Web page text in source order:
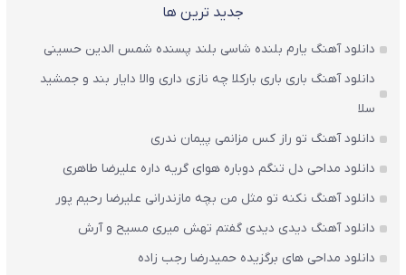
جدید ترین ها
دانلود آهنگ یارم بلنده شاسی بلند پسنده شمس الدین حسینی
دانلود آهنگ باری باری بارکلا چه نازی داری والا دایار بند و جمشید
سلا
دانلود آهنگ تو راز کس مزانمی پیمان ندری
دانلود مداحی دل تنگم دوباره هوای گریه داره علیرضا طاهری
دانلود آهنگ نکنه تو مثل من بچه مازندرانی علیرضا رحیم پور
دانلود آهنگ دیدی دیدی گفتم تهش میری مسیح و آرش
دانلود مداحی های برگزیده حمیدرضا رجب زاده